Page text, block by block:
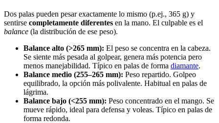
Dos palas pueden pesar exactamente lo mismo (p.ej., 365 g) y
sentirse completamente diferentes en la mano. El culpable es el
balance (la distribución de ese peso).
Balance alto (>265 mm): El peso se concentra en la cabeza.
Se siente más pesada al golpear, genera más potencia pero
menos manejabilidad. Típico en palas de forma diamante.
Balance medio (255–265 mm): Peso repartido. Golpeo
equilibrado, la opción más polivalente. Habitual en palas de
lágrima.
Balance bajo (<255 mm): Peso concentrado en el mango. Se
mueve rápido, ideal para defensa y voleas. Típico en palas de
forma redonda.